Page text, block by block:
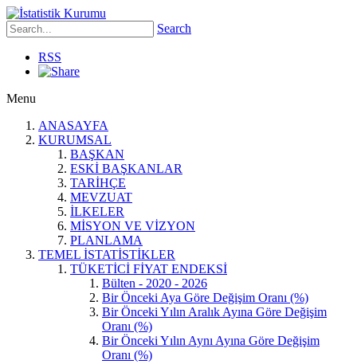
Search
RSS
Menu
ANASAYFA
KURUMSAL
BAŞKAN
ESKİ BAŞKANLAR
TARİHÇE
MEVZUAT
İLKELER
MİSYON VE VİZYON
PLANLAMA
TEMEL İSTATİSTİKLER
TÜKETİCİ FİYAT ENDEKSİ
Bülten - 2020 - 2026
Bir Önceki Aya Göre Değişim Oranı (%)
Bir Önceki Yılın Aralık Ayına Göre Değişim
Oranı (%)
Bir Önceki Yılın Aynı Ayına Göre Değişim
Oranı (%)